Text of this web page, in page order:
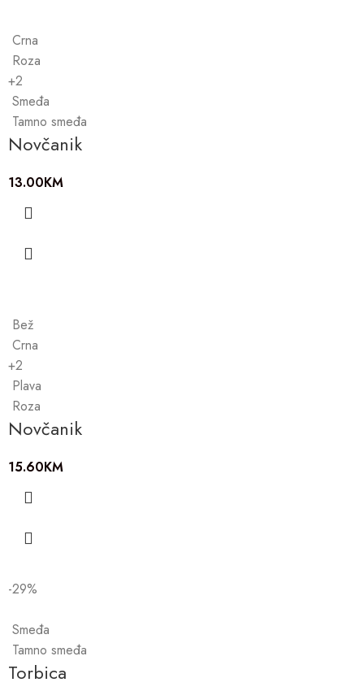
Crna
Roza
+2
Smeđa
Tamno smeđa
Novčanik
13.00KM
Bež
Crna
+2
Plava
Roza
Novčanik
15.60KM
-29%
Smeđa
Tamno smeđa
Torbica